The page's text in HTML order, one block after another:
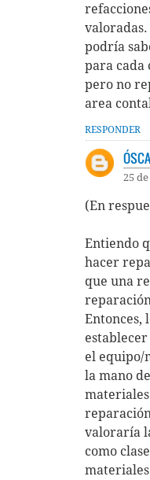
valoradas.
podría
para cada
pero no
area
RESPONDER
25
(En
Entiendo
hacer
que una
Entonces,
establecer
el equipo/
la mano
valoraría
como